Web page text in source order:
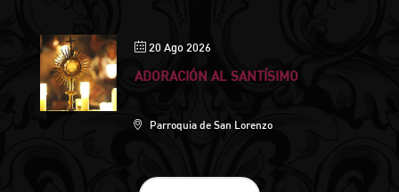
20 Ago 2026
ADORACIÓN AL SANTÍSIMO
Parroquia de San Lorenzo